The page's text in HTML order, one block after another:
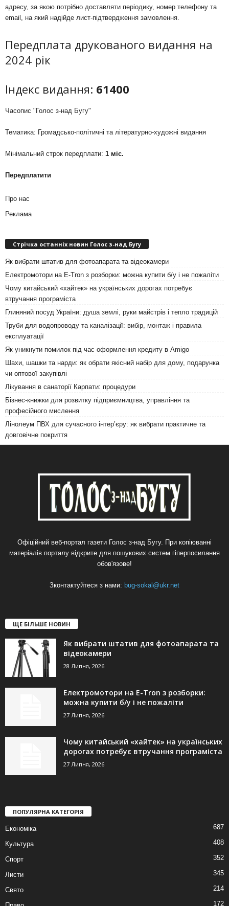
адресу, за якою потрібно доставляти періодику, номер телефону та
email, на який надійде лист-підтвердження замовлення.
Передплата друкованого видання на
2024 рік
Індекс видання: 61400
Часопис "Голос з-над Бугу"
Тематика: Громадсько-політичні та літературно-художні видання
Мінімальний строк передплати: 1 міс.
Передплатити
Про нас
Реклама
Стрічка останніх новин Голос з-над Бугу
Як вибрати штатив для фотоапарата та відеокамери
Електромотори на E-Tron з розборки: можна купити б/у і не пожаліти
Чому китайський «хайтек» на українських дорогах потребує
втручання програміста
Глиняний посуд України: душа землі, руки майстрів і тепло традицій
Труби для водопроводу та каналізації: вибір, монтаж і правила
експлуатації
Як уникнути помилок під час оформлення кредиту в Amigo
Шахи, шашки та нарди: як обрати якісний набір для дому, подарунка
чи оптової закупівлі
Лікування в санаторії Карпати: процедури
Бізнес-книжки для розвитку підприємництва, управління та
професійного мислення
Лінолеум ПВХ для сучасного інтер’єру: як вибрати практичне та
довговічне покриття
Офіційний веб-портал газети Голос з-над Бугу. При копіюванні
матеріалів порталу відкрите для пошукових систем гіперпосилання
обов'язове!
Зконтактуйтеся з нами: bug-sokal@ukr.net
ЩЕ БІЛЬШЕ НОВИН
Як вибрати штатив для фотоапарата та
відеокамери
28 Липня, 2026
Електромотори на E-Tron з розборки:
можна купити б/у і не пожаліти
27 Липня, 2026
Чому китайський «хайтек» на українських
дорогах потребує втручання програміста
27 Липня, 2026
ПОПУЛЯРНА КАТЕГОРІЯ
Економіка 687
Культура 408
Спорт 352
Листи 345
Свято 214
172